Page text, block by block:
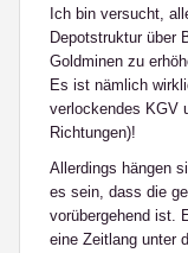
Ich bin versucht,
Depotstruktur über
Goldminen zu
Es ist nämlich
verlockendes KGV
Richtungen)!
Allerdings hängen
es sein, dass die
vorübergehend ist.
eine Zeitlang unter